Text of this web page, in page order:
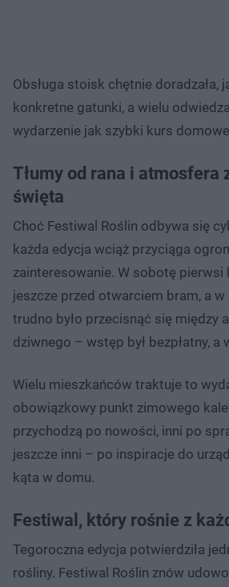
Obsługa stoisk chętnie doradzała,
konkretne gatunki, a wielu
wydarzenie jak szybki kurs
Tłumy od rana i atmosfera
święta
Choć Festiwal Roślin odbywa się
każda edycja wciąż przyciąga
zainteresowanie. W sobotę pierwsi
jeszcze przed otwarciem bram, a
trudno było przecisnąć się między
dziwnego – wstęp był bezpłatny, a
Wielu mieszkańców traktuje to
obowiązkowy punkt zimowego
przychodzą po nowości, inni po
jeszcze inni – po inspiracje do
kąta w domu.
Festiwal, który rośnie z
Tegoroczna edycja potwierdziła
rośliny. Festiwal Roślin znów